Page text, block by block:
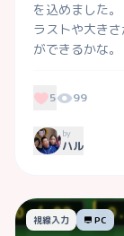
を込めました
ラストや大き
ができるかな。
5 99
by
ハル
視線入力 PC